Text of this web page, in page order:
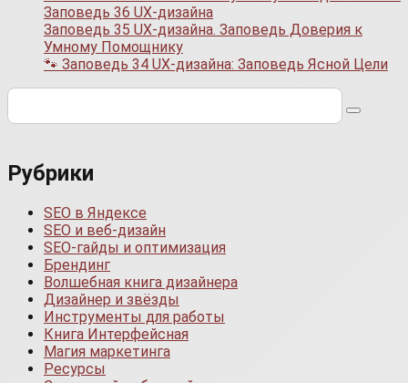
Заповедь 36 UX-дизайна
Заповедь 35 UX-дизайна. Заповедь Доверия к
Умному Помощнику
🐾 Заповедь 34 UX-дизайна: Заповедь Ясной Цели
Поиск:
Рубрики
SEO в Яндексе
SEO и веб-дизайн
SEO-гайды и оптимизация
Брендинг
Волшебная книга дизайнера
Дизайнер и звёзды
Инструменты для работы
Книга Интерфейсная
Магия маркетинга
Ресурсы